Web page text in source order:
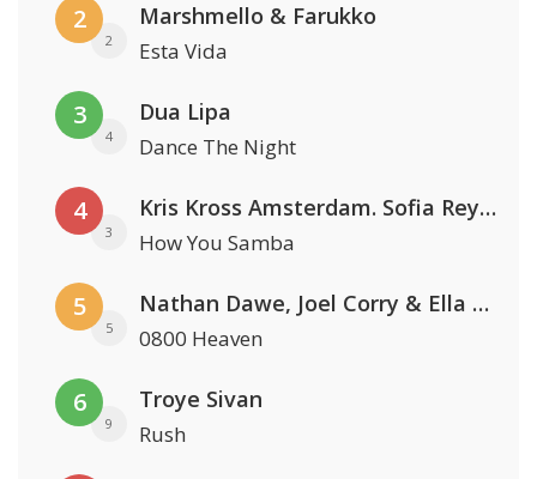
2
2
Marshmello & Farukko
Esta Vida
3
4
Dua Lipa
Dance The Night
4
3
Kris Kross Amsterdam. Sofia Reyes & Tinie Tempah
How You Samba
5
5
Nathan Dawe, Joel Corry & Ella Henderson
0800 Heaven
6
9
Troye Sivan
Rush